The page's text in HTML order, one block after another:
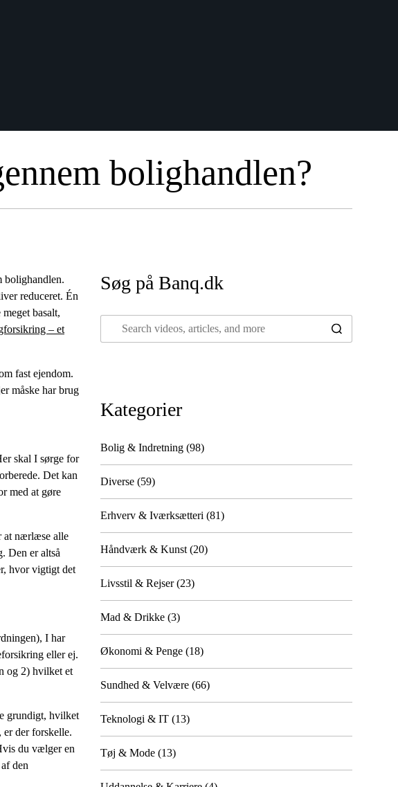
bolighandlen?
bolighandlen.
reduceret. Én
basalt,
– et
fast ejendom.
måske har brug
skal I sørge for
Det kan
med at gøre
at nærlæse alle
Den er altså
hvor vigtigt det
I har
eller ej.
og 2) hvilket et
grundigt, hvilket
er der forskelle.
du vælger en
den
Søg på Banq.dk
Kategorier
Bolig & Indretning (98)
Diverse (59)
Erhverv & Iværksætteri (81)
Håndværk & Kunst (20)
Livsstil & Rejser(23)
Mad & Drikke (3)
Økonomi & Penge (18)
Sundhed & Velvære (66)
Teknologi & IT (13)
Tøj & Mode (13)